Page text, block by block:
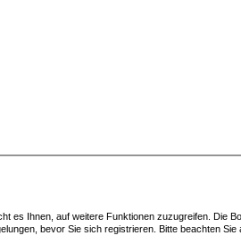
es Ihnen, auf weitere Funktionen zuzugreifen. Die
bevor Sie sich registrieren. Bitte beachten Sie